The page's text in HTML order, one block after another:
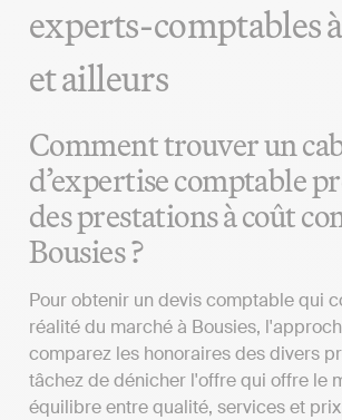
experts-comptables
et ailleurs
Comment trouver un
d’expertise comptable
des prestations à coût
Bousies ?
Pour obtenir un devis comptable qui
réalité du marché à Bousies,
comparez les honoraires des divers
tâchez de dénicher l'offre qui offre le
équilibre entre qualité, services et